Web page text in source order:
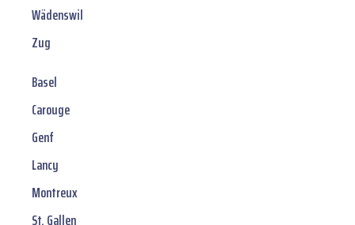
Wädenswil
Zug
Basel
Carouge
Genf
Lancy
Montreux